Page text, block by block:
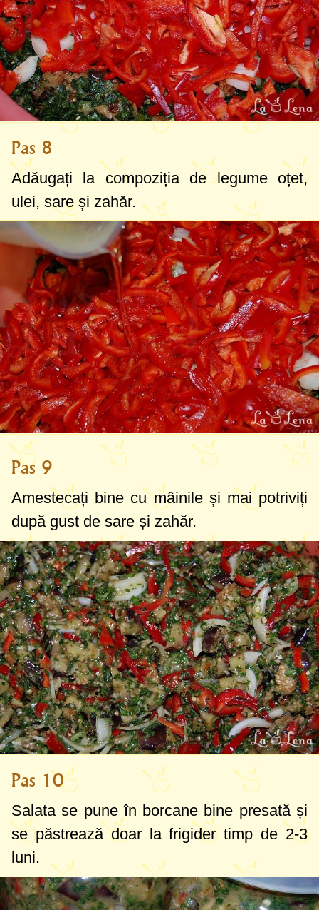
Pas 8
Adăugați la compoziția de legume oțet,
ulei, sare și zahăr.
Pas 9
Amestecați bine cu mâinile și mai potriviți
după gust de sare și zahăr.
Pas 10
Salata se pune în borcane bine presată și
se păstrează doar la frigider timp de 2-3
luni.